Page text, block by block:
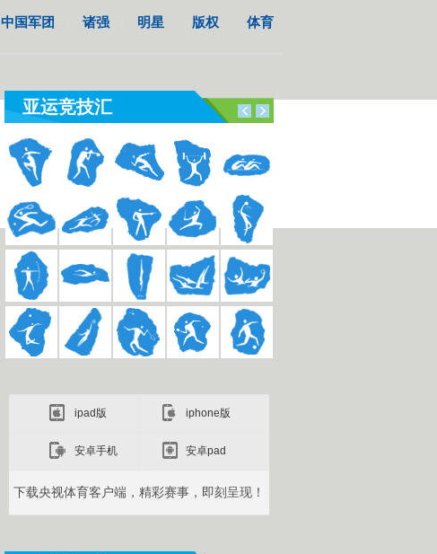
中国军团 诸强 明星 版权 体育
亚运竞技汇
ipad版 iphone版
安卓手机 安卓pad
下载央视体育客户端，精彩赛事，即刻呈现！